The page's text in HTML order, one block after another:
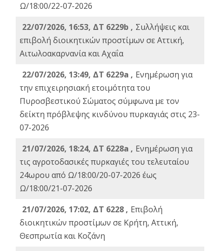
Ω/18:00/22-07-2026
22/07/2026, 16:53, ΔΤ 6229b , Σuλλήψεις και
επιβολή διοικητικών προστίμων σε Αττική,
Αιτωλοακαρνανία και Αχαΐα
22/07/2026, 13:49, ΔΤ 6229a , Ενημέρωση για
την επιχειρησιακή ετοιμότητα του
Πυροσβεστικού Σώματος σύμφωνα με τον
δείκτη πρόβλεψης κινδύνου πυρκαγιάς στις 23-
07-2026
21/07/2026, 18:24, ΔΤ 6228a , Ενημέρωση για
τις αγροτοδασικές πυρκαγιές του τελευταίου
24ωρου από Ω/18:00/20-07-2026 έως
Ω/18:00/21-07-2026
21/07/2026, 17:02, ΔΤ 6228 , Επιβολή
διοικητικών προστίμων σε Κρήτη, Αττική,
Θεσπρωτία και Κοζάνη